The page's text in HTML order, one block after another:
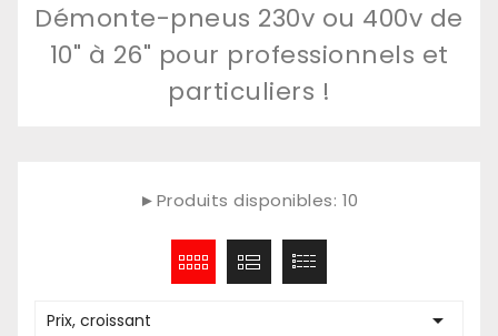
Démonte-pneus 230v ou 400v de
10" à 26" pour professionnels et
particuliers !
►Produits disponibles: 10
Prix, croissant 